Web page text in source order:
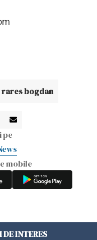
rares bogdan
pe
mobile
DE INTERES